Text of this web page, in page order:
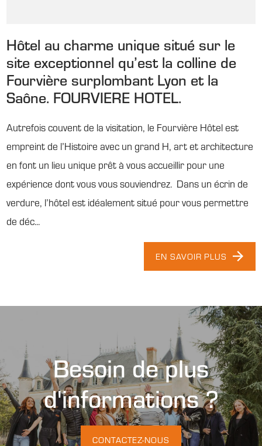
Hôtel au charme unique situé sur le
site exceptionnel qu’est la colline de
Fourvière surplombant Lyon et la
Saône. FOURVIERE HOTEL.
Autrefois couvent de la visitation, le Fourvière Hôtel est
empreint de l’Histoire avec un grand H, art et architecture
en font un lieu unique prêt à vous accueillir pour une
expérience dont vous vous souviendrez. Dans un écrin de
verdure, l’hôtel est idéalement situé pour vous permettre
de déc...
EN SAVOIR PLUS
Besoin de plus
d'informations ?
CONTACTEZ-NOUS